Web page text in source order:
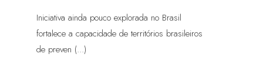
Iniciativa ainda pouco explorada no Brasil
fortalece a capacidade de territórios brasileiros
de preven (...)